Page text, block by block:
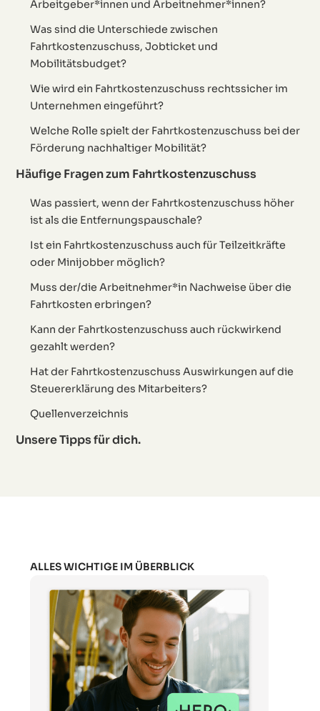
Arbeitgeber*innen und Arbeitnehmer*innen?
Was sind die Unterschiede zwischen
Fahrtkostenzuschuss, Jobticket und
Mobilitätsbudget?
Wie wird ein Fahrtkostenzuschuss rechtssicher im
Unternehmen eingeführt?
Welche Rolle spielt der Fahrtkostenzuschuss bei der
Förderung nachhaltiger Mobilität?
Häufige Fragen zum Fahrtkostenzuschuss
Was passiert, wenn der Fahrtkostenzuschuss höher
ist als die Entfernungspauschale?
Ist ein Fahrtkostenzuschuss auch für Teilzeitkräfte
oder Minijobber möglich?
Muss der/die Arbeitnehmer*in Nachweise über die
Fahrtkosten erbringen?
Kann der Fahrtkostenzuschuss auch rückwirkend
gezahlt werden?
Hat der Fahrtkostenzuschuss Auswirkungen auf die
Steuererklärung des Mitarbeiters?
Quellenverzeichnis
Unsere Tipps für dich.
ALLES WICHTIGE IM ÜBERBLICK